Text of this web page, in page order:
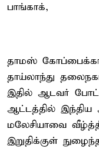
பாங்காக்,
தாமஸ்
தாய்லாந்து
இதில் ஆடவர்
ஆட்டத்தில்
மலேசியாவை
இறுதிக்குள்